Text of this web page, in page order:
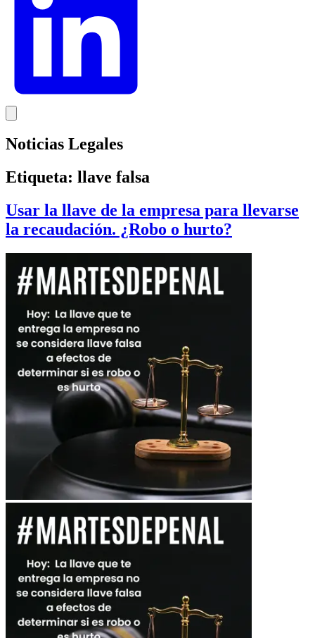
Noticias Legales
Etiqueta: llave falsa
Usar la llave de la empresa para llevarse
la recaudación. ¿Robo o hurto?